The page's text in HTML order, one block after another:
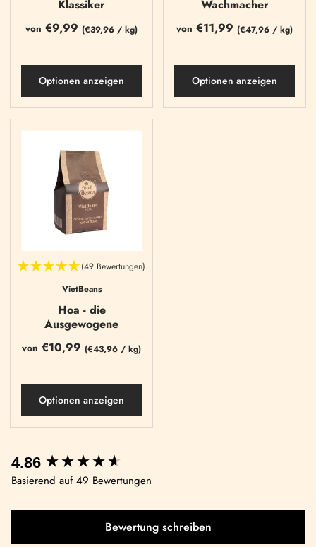
Klassiker
von €9,99 (€39,96 / kg)
Optionen anzeigen
Wachmacher
von €11,99 (€47,96 / kg)
Optionen anzeigen
(49 Bewertungen)
VietBeans
Hoa - die
Ausgewogene
von €10,99 (€43,96 / kg)
Optionen anzeigen
4.86
Basierend auf 49 Bewertungen
Bewertung schreiben